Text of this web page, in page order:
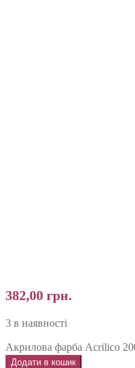
382,00 грн.
3 в наявності
Акрилова фарба Acrilico
Додати в кошик